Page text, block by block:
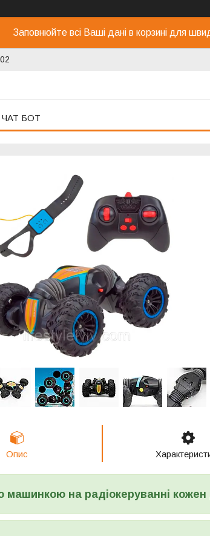
Заповнюйте всі Ваші дані в корзині для
ЧАТ БОТ
Опис
машинкою на радіокеруванні